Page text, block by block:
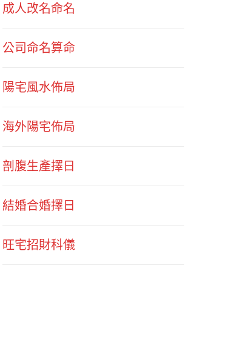
成人改名命名
公司命名算命
陽宅風水佈局
海外陽宅佈局
剖腹生產擇日
結婚合婚擇日
旺宅招財科儀